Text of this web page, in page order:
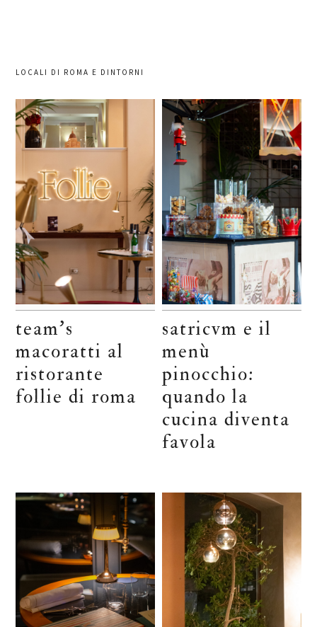
LOCALI DI ROMA E DINTORNI
team’s
macoratti al
ristorante
follie di roma
satricvm e il
menù
pinocchio:
quando la
cucina diventa
favola